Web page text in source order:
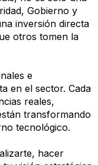
Gobierno y
inversión directa
otros tomen la
e
en el sector. Cada
reales,
transformando
tecnológico.
hacer